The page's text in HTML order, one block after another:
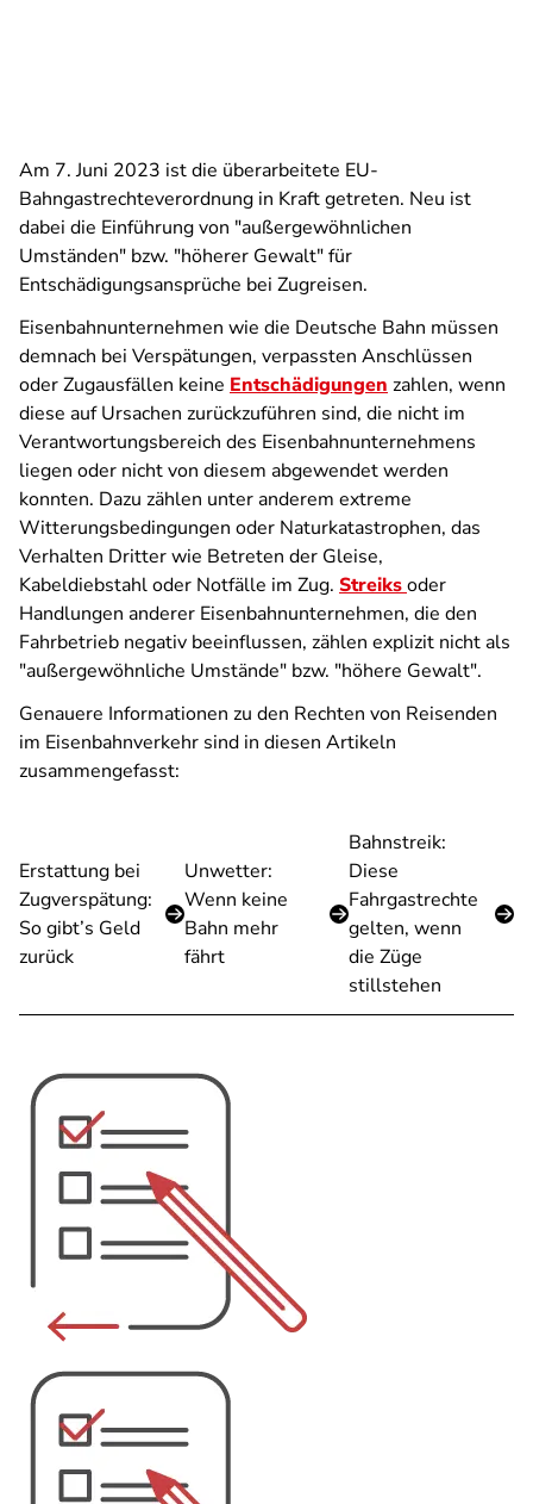
Am 7. Juni 2023 ist die überarbeitete EU-
Bahngastrechteverordnung in Kraft getreten. Neu ist
dabei die Einführung von "außergewöhnlichen
Umständen" bzw. "höherer Gewalt" für
Entschädigungsansprüche bei Zugreisen.
Eisenbahnunternehmen wie die Deutsche Bahn müssen
demnach bei Verspätungen, verpassten Anschlüssen
oder Zugausfällen keine Entschädigungen zahlen, wenn
diese auf Ursachen zurückzuführen sind, die nicht im
Verantwortungsbereich des Eisenbahnunternehmens
liegen oder nicht von diesem abgewendet werden
konnten. Dazu zählen unter anderem extreme
Witterungsbedingungen oder Naturkatastrophen, das
Verhalten Dritter wie Betreten der Gleise,
Kabeldiebstahl oder Notfälle im Zug. Streiksoder
Handlungen anderer Eisenbahnunternehmen, die den
Fahrbetrieb negativ beeinflussen, zählen explizit nicht als
"außergewöhnliche Umstände" bzw. "höhere Gewalt".
Genauere Informationen zu den Rechten von Reisenden
im Eisenbahnverkehr sind in diesen Artikeln
zusammengefasst:
Erstattung bei
Zugverspätung:
So gibt’s Geld
zurück
Unwetter:
Wenn keine
Bahn mehr
fährt
Bahnstreik:
Diese
Fahrgastrechte
gelten, wenn
die Züge
stillstehen